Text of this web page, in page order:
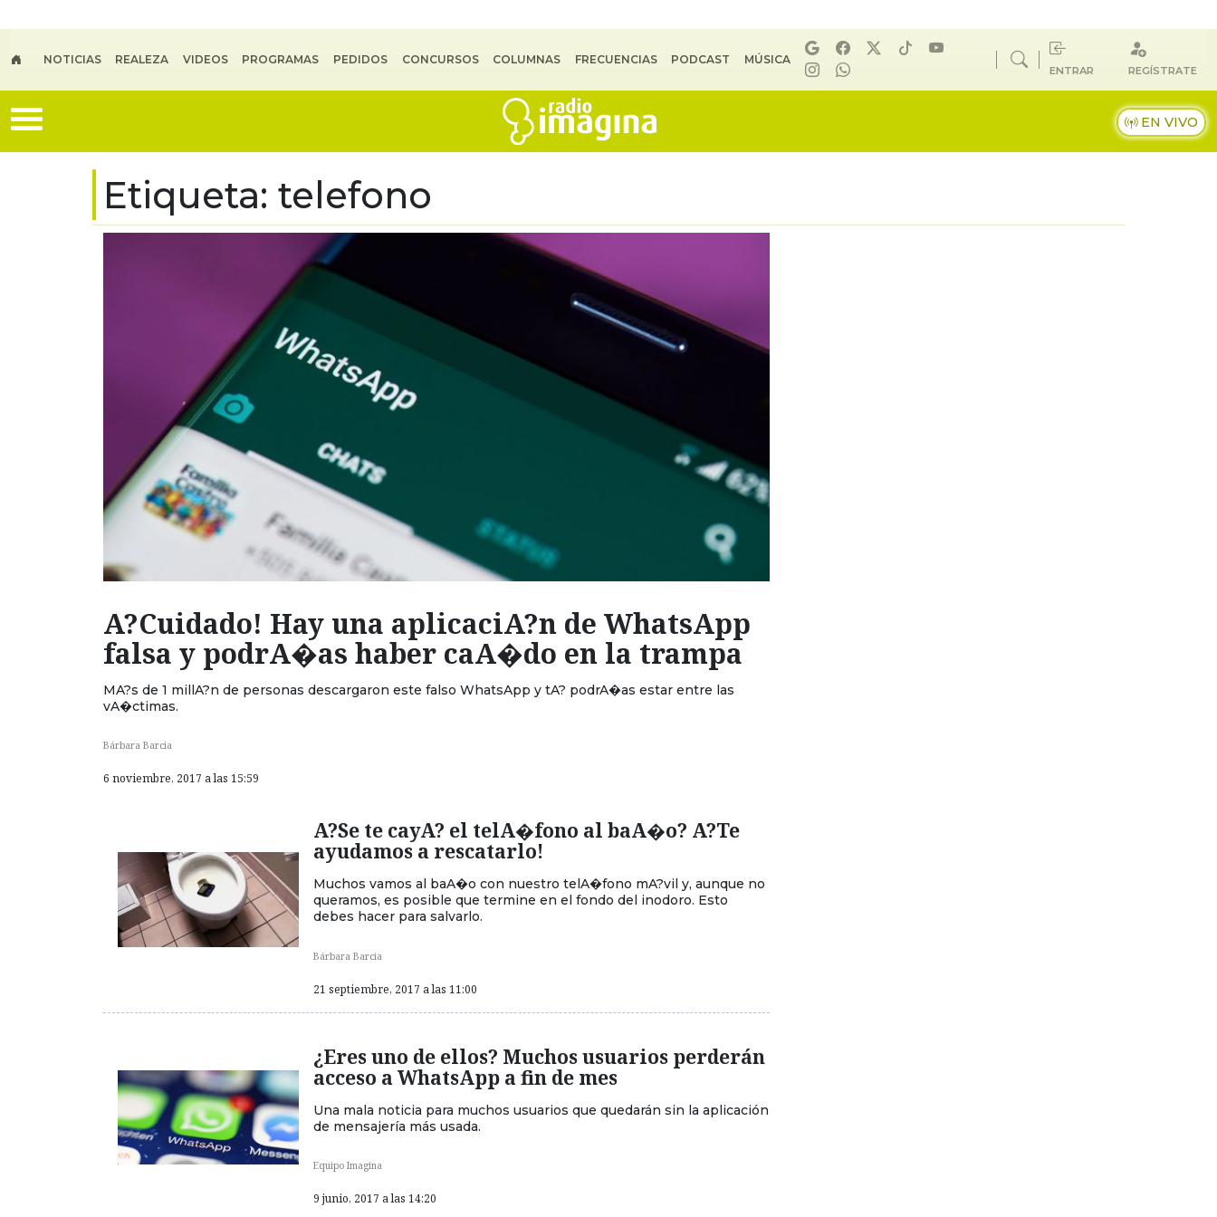
NOTICIAS REALEZA VIDEOS PROGRAMAS PEDIDOS CONCURSOS COLUMNAS FRECUENCIAS PODCAST MÚSICA
ENTRAR REGÍSTRATE
EN VIVO
Etiqueta: telefono
A?Cuidado! Hay una aplicaciA?n de WhatsApp
falsa y podrA�as haber caA�do en la trampa
MA?s de 1 millA?n de personas descargaron este falso WhatsApp y tA? podrA�as estar entre las
vA�ctimas.
Bárbara Barcia
6 noviembre, 2017 a las 15:59
A?Se te cayA? el telA�fono al baA�o? A?Te
ayudamos a rescatarlo!
Muchos vamos al baA�o con nuestro telA�fono mA?vil y, aunque no
queramos, es posible que termine en el fondo del inodoro. Esto
debes hacer para salvarlo.
Bárbara Barcia
21 septiembre, 2017 a las 11:00
¿Eres uno de ellos? Muchos usuarios perderán
acceso a WhatsApp a fin de mes
Una mala noticia para muchos usuarios que quedarán sin la aplicación
de mensajería más usada.
Equipo Imagina
9 junio, 2017 a las 14:20